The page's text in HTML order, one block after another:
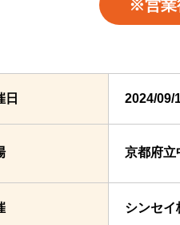
※営業
日 2024/09/
京都府立
シンセイ